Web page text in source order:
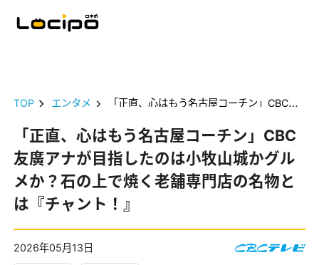
TOP エンタメ 「正直、心はもう名古屋コーチン」CBC友廣アナが目指したのは小牧山城かグルメか？石の上で焼く老舗専門店の名物とは『チャント！』
「正直、心はもう名古屋コーチン」CBC
友廣アナが目指したのは小牧山城かグル
メか？石の上で焼く老舗専門店の名物と
は『チャント！』
2026年05月13日